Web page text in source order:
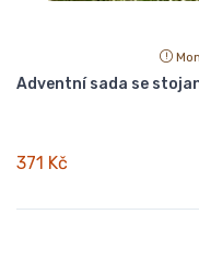
Adventní sada se
371 Kč